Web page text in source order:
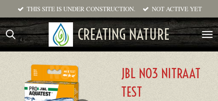
direct
naar
de
CREATING NATURE
THIS SITE IS UNDER CONSTRUCTION. NOT ACTIVE YET
JBL NO3 NITRAAT
TEST